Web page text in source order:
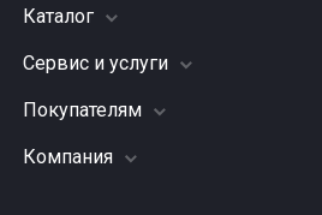
Каталог
Шины
Грузовые шины
Диски
Сервис и услуги
Заправка кондиционера
Подвеска (ходовая часть)
Покупателям
Акции
Компания